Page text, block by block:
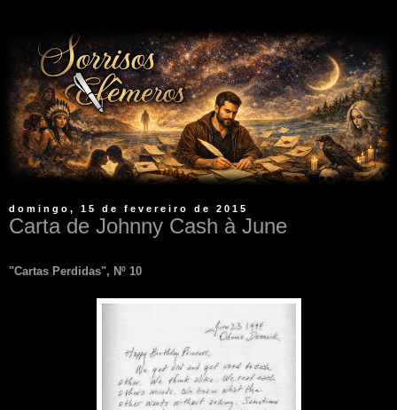
domingo, 15 de fevereiro de 2015
Carta de Johnny Cash à June
"Cartas Perdidas", Nº 10